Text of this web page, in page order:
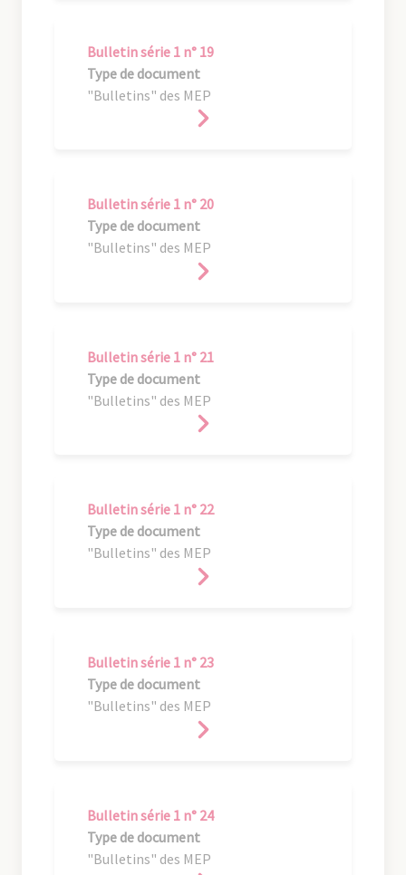
Bulletin série 1 n° 19
Type de document
"Bulletins" des MEP
Bulletin série 1 n° 20
Type de document
"Bulletins" des MEP
Bulletin série 1 n° 21
Type de document
"Bulletins" des MEP
Bulletin série 1 n° 22
Type de document
"Bulletins" des MEP
Bulletin série 1 n° 23
Type de document
"Bulletins" des MEP
Bulletin série 1 n° 24
Type de document
"Bulletins" des MEP